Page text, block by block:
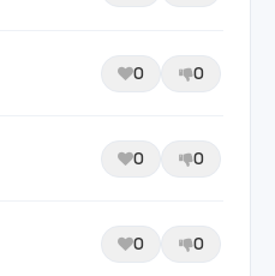
0 0
0 0
0 0